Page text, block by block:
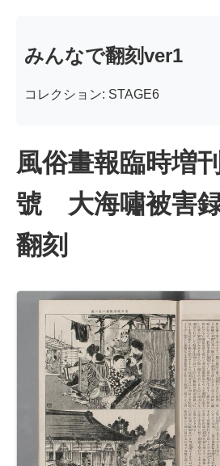
みんなで翻刻ver1
コレクション: STAGE6
風俗畫報臨時増
號 大海嘯被害
翻刻